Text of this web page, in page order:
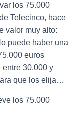
los 75.000
Telecinco, hace
valor muy alto:
puede haber una
euros
30.000 y
que los elija…
los 75.000